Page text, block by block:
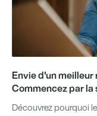
Envie d'un
Commencez par la
Découvrez pourquoi